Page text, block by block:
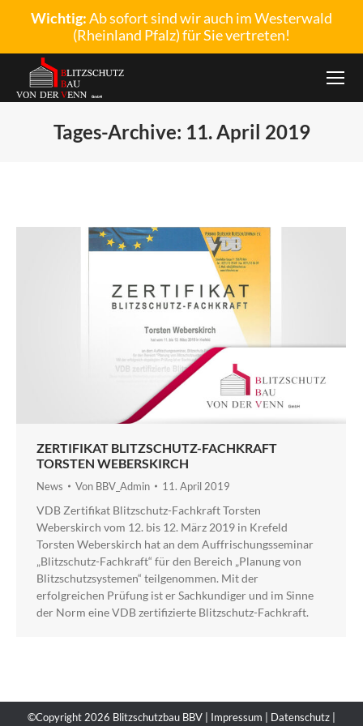
Wichtig:Ab sofort sind wir auch im Westerwald
(Rheinland Pfalz) für Sie vertreten!
Tages-Archive: 11. April 2019
ZERTIFIKAT BLITZSCHUTZ-FACHKRAFT
TORSTEN WEBERSKIRCH
News Von BBV_Admin 11. April 2019
VDB Zertifikat Blitzschutz-Fachkraft Torsten
Weberskirch vom 12. bis 12. März 2019 in Krefeld
Torsten Weberskirch hat an dem Auffrischungsseminar
„Blitzschutz-Fachkraft“ für den Bereich „Planung von
Blitzschutzsystemen“ teilgenommen. Mit der
erfolgreichen Prüfung ist er Sachkundiger und im Sinne
der Norm eine VDB zertifizierte Blitzschutz-Fachkraft.
©Copyright 2026 Blitzschutzbau BBV | Impressum Datenschutz